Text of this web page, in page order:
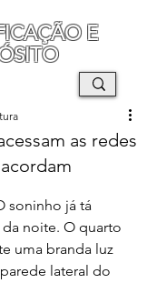
E
as redes
5 estrelas.
soninho já tá
noite. O quarto
uma branda luz
lateral do